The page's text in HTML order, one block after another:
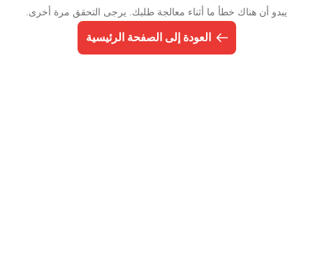
يبدو أن هناك خطأ ما أثناء معالجة طلبك. يرجى التحقق مرة أخرى.
العودة إلى الصفحة الرئيسية